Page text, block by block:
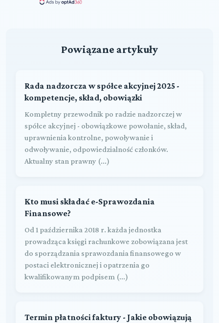
Powiązane artykuły
Rada nadzorcza w spółce akcyjnej 2025 -
kompetencje, skład, obowiązki
Kompletny przewodnik po radzie nadzorczej w
spółce akcyjnej - obowiązkowe powołanie, skład,
uprawnienia kontrolne, powoływanie i
odwoływanie, odpowiedzialność członków.
Aktualny stan prawny (...)
Kto musi składać e-Sprawozdania
Finansowe?
Od 1 października 2018 r. każda jednostka
prowadząca księgi rachunkowe zobowiązana jest
do sporządzania sprawozdania finansowego w
postaci elektronicznej i opatrzenia go
kwalifikowanym podpisem (...)
Termin płatności faktury - Jakie obowiązują